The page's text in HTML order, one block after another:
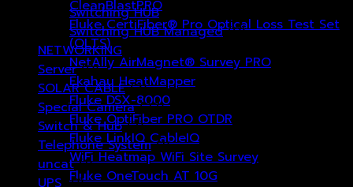
CleanBlastPRO
Fluke CertiFiber® Pro Optical Loss Test Set
(OLTS)
NetAlly AirMagnet® Survey PRO
Ekahau HeatMapper
Fluke DSX-8000
Fluke OptiFiber PRO OTDR
Fluke LinkIQ CableIQ
WiFi Heatmap WiFi Site Survey
Fluke OneTouch AT 10G
Switching HUB
Switching HUB Managed (0)
NETWORKING
Server (0)
SOLAR CABLE (3)
Special Camera (27)
Switch & Hub (7)
Telephone System (1)
uncat (1)
UPS (0)